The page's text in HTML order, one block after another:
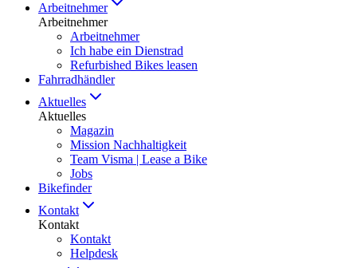
Arbeitnehmer
Arbeitnehmer
Arbeitnehmer
Ich habe ein Dienstrad
Refurbished Bikes leasen
Fahrradhändler
Aktuelles
Aktuelles
Magazin
Mission Nachhaltigkeit
Team Visma | Lease a Bike
Jobs
Bikefinder
Kontakt
Kontakt
Kontakt
Helpdesk